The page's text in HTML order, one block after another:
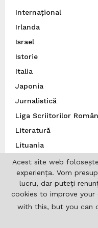
Internațional
Irlanda
Israel
Istorie
Italia
Japonia
Jurnalistică
Liga Scriitorilor
Literatură
Lituania
MApN
Marea Britanie
Ministerul Afacerilor
Ministerul Afacerilor
Acest site web
experiența. Vom
lucru, dar puteți
cookies to improve your
with this, but you can